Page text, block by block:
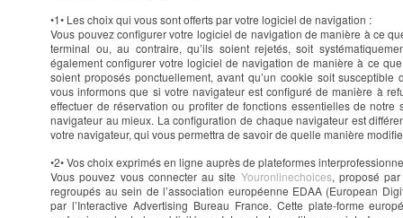
•1• Les choix qui vous sont offerts par votre logiciel de navigation :
Vous pouvez configurer votre logiciel de navigation de manière à ce
terminal ou, au contraire, qu’ils soient rejetés, soit
également configurer votre logiciel de navigation de manière à ce
soient proposés ponctuellement, avant qu’un cookie soit susceptible
vous informons que si votre navigateur est configuré de manière à
effectuer de réservation ou profiter de fonctions essentielles de
navigateur au mieux. La configuration de chaque navigateur est
votre navigateur, qui vous permettra de savoir de quelle manière
•2• Vos choix exprimés en ligne auprès de plateformes
Vous pouvez vous connecter au site Youronlinechoices, proposé
regroupés au sein de l’association européenne EDAA (European
par l’Interactive Advertising Bureau France. Cette plate-forme